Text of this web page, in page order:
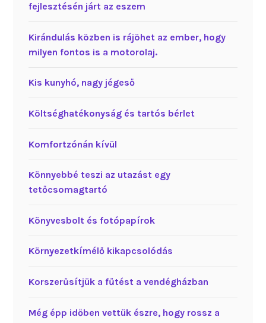
fejlesztésén járt az eszem
Kirándulás közben is rájöhet az ember, hogy
milyen fontos is a motorolaj.
Kis kunyhó, nagy jégeső
Költséghatékonyság és tartós bérlet
Komfortzónán kívül
Könnyebbé teszi az utazást egy
tetőcsomagtartó
Könyvesbolt és fotópapírok
Környezetkímélő kikapcsolódás
Korszerűsítjük a fűtést a vendégházban
Még épp időben vettük észre, hogy rossz a